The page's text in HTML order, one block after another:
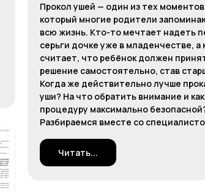
Прокол ушей — один из тех
который многие родители
всю жизнь. Кто-то мечтает надеть
серьги дочке уже в младенчестве, а
считает, что ребёнок должен
решение самостоятельно, став
Когда же действительно лучше
уши? На что обратить внимание и
процедуру максимально
Разбираемся вместе со
Читать...